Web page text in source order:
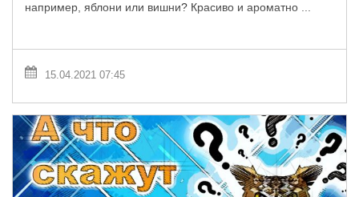
например, яблони или вишни? Красиво и ароматно ...
15.04.2021 07:45